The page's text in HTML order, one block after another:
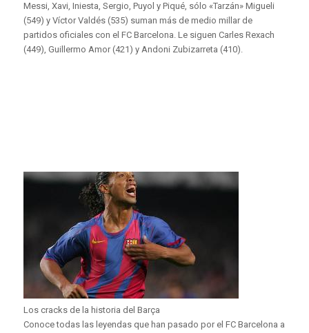
Messi, Xavi, Iniesta, Sergio, Puyol y Piqué, sólo «Tarzán» Migueli
(549) y Víctor Valdés (535) suman más de medio millar de
partidos oficiales con el FC Barcelona. Le siguen Carles Rexach
(449), Guillermo Amor (421) y Andoni Zubizarreta (410).
Los cracks de la historia del Barça
Conoce todas las leyendas que han pasado por el FC Barcelona a